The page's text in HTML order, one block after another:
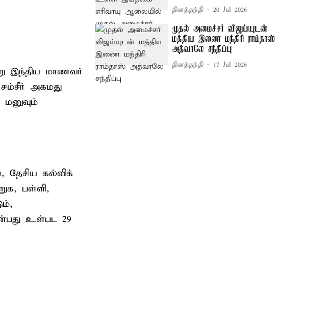
இந்திய மாணவர்
அகமது
கல்விக்
பள்ளி,
உள்பட 29
தினத்தந்தி 20 Jul 2026
முதல் அமைச்சர் விஜய்யுடன்
மத்திய இணை மந்திரி ராம்தாஸ்
அத்வாலே சந்திப்பு
தினத்தந்தி 17 Jul 2026